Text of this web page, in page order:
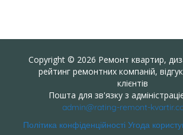
Copyright © 2026 Ремонт квартир,
рейтинг ремонтних компаній,
клієнтів
Пошта для зв'язку з
admin@rating-remont-
Політика конфіденційності Угода